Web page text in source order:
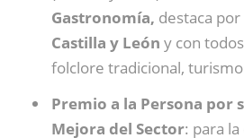
Gastronomía, destaca
Castilla y León y con
folclore tradicional,
Premio a la Persona por
Mejora del Sector: para